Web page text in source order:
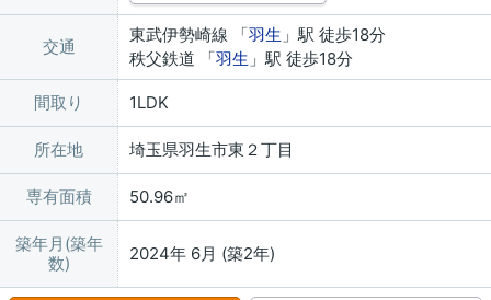
交通
東武伊勢崎線 「羽生 」駅 徒歩18分
秩父鉄道 「羽生 」駅 徒歩18分
間取り 1LDK
所在地 埼玉県羽生市東２丁目
専有面積 50.96㎡
築年月(築年
数)
2024年 6月 (築2年)